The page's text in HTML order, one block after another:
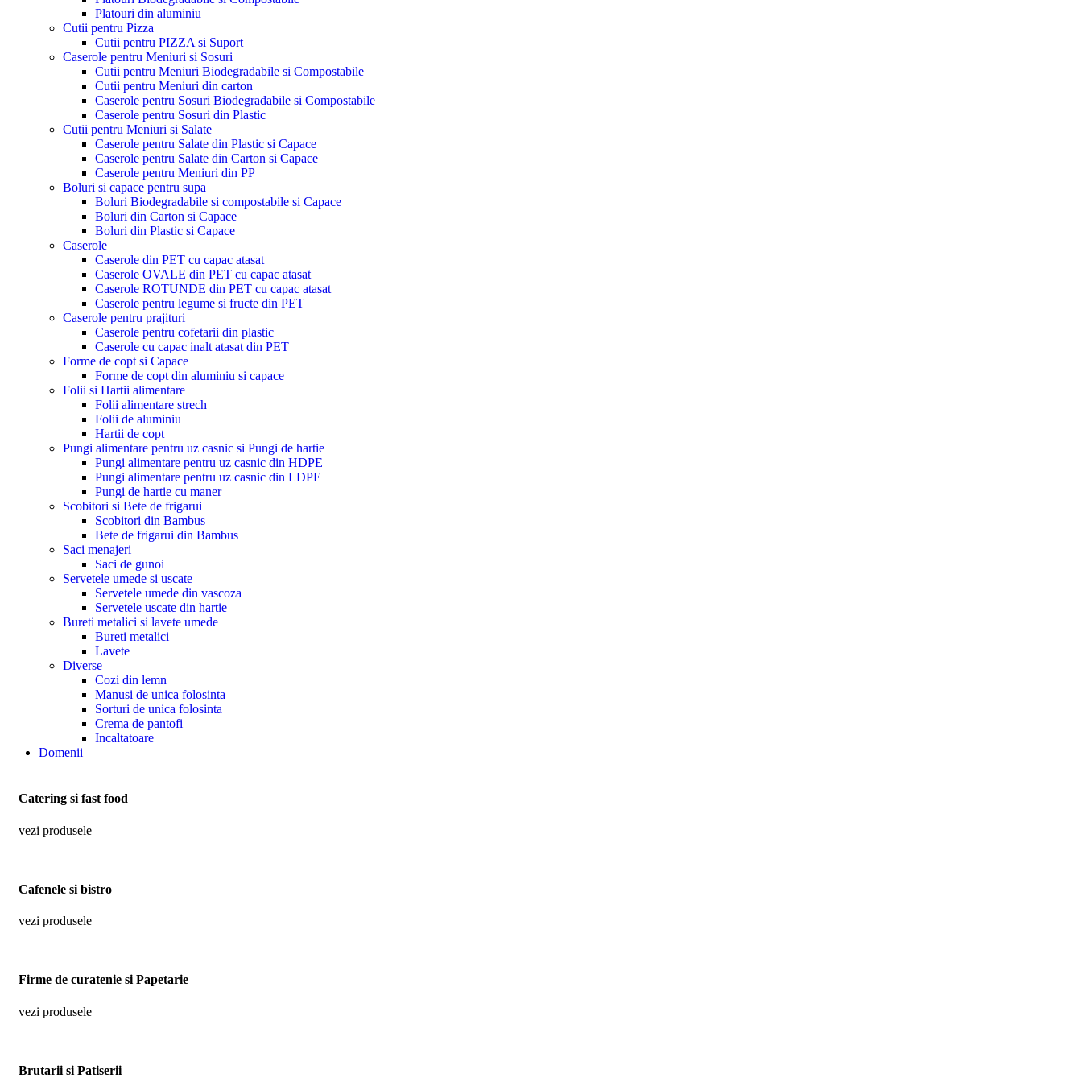
Platouri din aluminiu
Cutii pentru Pizza
Cutii pentru PIZZA si Suport
Caserole pentru Meniuri si Sosuri
Cutii pentru Meniuri Biodegradabile si Compostabile
Cutii pentru Meniuri din carton
Caserole pentru Sosuri Biodegradabile si Compostabile
Caserole pentru Sosuri din Plastic
Cutii pentru Meniuri si Salate
Caserole pentru Salate din Plastic si Capace
Caserole pentru Salate din Carton si Capace
Caserole pentru Meniuri din PP
Boluri si capace pentru supa
Boluri Biodegradabile si compostabile si Capace
Boluri din Carton si Capace
Boluri din Plastic si Capace
Caserole
Caserole din PET cu capac atasat
Caserole OVALE din PET cu capac atasat
Caserole ROTUNDE din PET cu capac atasat
Caserole pentru legume si fructe din PET
Caserole pentru prajituri
Caserole pentru cofetarii din plastic
Caserole cu capac inalt atasat din PET
Forme de copt si Capace
Forme de copt din aluminiu si capace
Folii si Hartii alimentare
Folii alimentare strech
Folii de aluminiu
Hartii de copt
Pungi alimentare pentru uz casnic si Pungi de hartie
Pungi alimentare pentru uz casnic din HDPE
Pungi alimentare pentru uz casnic din LDPE
Pungi de hartie cu maner
Scobitori si Bete de frigarui
Scobitori din Bambus
Bete de frigarui din Bambus
Saci menajeri
Saci de gunoi
Servetele umede si uscate
Servetele umede din vascoza
Servetele uscate din hartie
Bureti metalici si lavete umede
Bureti metalici
Lavete
Diverse
Cozi din lemn
Manusi de unica folosinta
Sorturi de unica folosinta
Crema de pantofi
Incaltatoare
Domenii
Catering si fast food
vezi produsele
Cafenele si bistro
vezi produsele
Firme de curatenie si Papetarie
vezi produsele
Brutarii si Patiserii